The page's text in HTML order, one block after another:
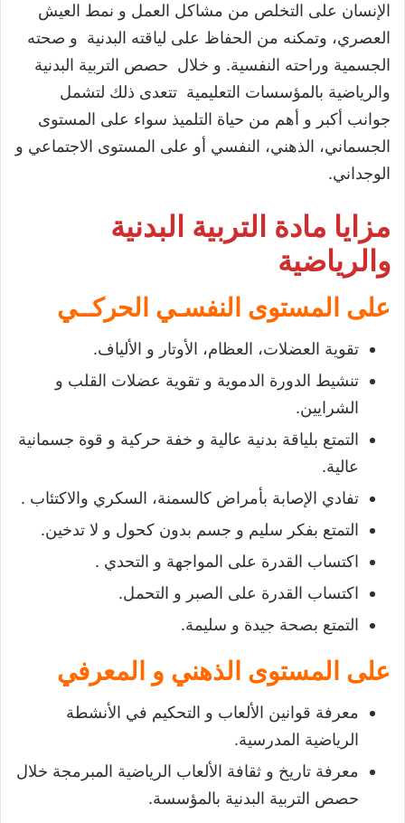
الإنسان على التخلص من مشاكل العمل و نمط العيش
العصري، وتمكنه من الحفاظ على لياقته البدنية و صحته
الجسمية وراحته النفسية. و خلال حصص التربية البدنية
والرياضية بالمؤسسات التعليمية تتعدى ذلك لتشمل
جوانب أكبر و أهم من حياة التلميذ سواء على المستوى
الجسماني، الذهني، النفسي أو على المستوى الاجتماعي و
الوجداني.
مزايا مادة التربية البدنية
والرياضية
على المستوى النفسـي الحركــي
تقوية العضلات، العظام، الأوتار و الألياف.
تنشيط الدورة الدموية و تقوية عضلات القلب و
الشرايين.
التمتع بلياقة بدنية عالية و خفة حركية و قوة جسمانية
عالية.
تفادي الإصابة بأمراض كالسمنة، السكري والاكتئاب .
التمتع بفكر سليم و جسم بدون كحول و لا تدخين.
اكتساب القدرة على المواجهة و التحدي .
اكتساب القدرة على الصبر و التحمل.
التمتع بصحة جيدة و سليمة.
على المستوى الذهني و المعرفي
معرفة قوانين الألعاب و التحكيم في الأنشطة
الرياضية المدرسية.
معرفة تاريخ و ثقافة الألعاب الرياضية المبرمجة خلال
حصص التربية البدنية بالمؤسسة.